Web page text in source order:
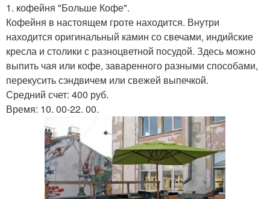
1. кофейня "Больше Кофе".
Кофейня в настоящем гроте находится. Внутри
находится оригинальный камин со свечами, индийские
кресла и столики с разноцветной посудой. Здесь можно
выпить чая или кофе, заваренного разными способами,
перекусить сэндвичем или свежей выпечкой.
Средний счет: 400 руб.
Время: 10. 00-22. 00.